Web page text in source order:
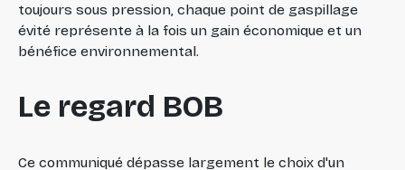
toujours sous pression, chaque point de gaspillage
évité représente à la fois un gain économique et un
bénéfice environnemental.
Le regard BOB
Ce communiqué dépasse largement le choix d'un